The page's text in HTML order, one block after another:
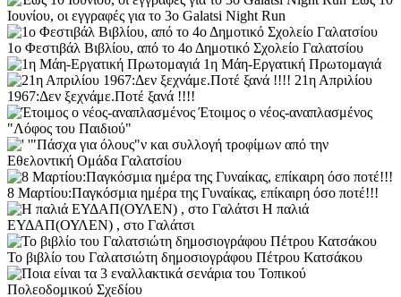
Ιουνίου, οι εγγραφές για το 3ο Galatsi Night Run
1o Φεστιβάλ Βιβλίου, από το 4ο Δημοτικό Σχολείο Γαλατσίου
1η Μάη-Εργατική Πρωτομαγιά
21η Απριλίου
1967:Δεν ξεχνάμε.Ποτέ ξανά !!!!
Έτοιμος ο νέος-αναπλασμένος
"Λόφος του Παιδιού"
'"Πάσχα για όλους"ν και συλλογή τροφίμων από την
Εθελοντική Ομάδα Γαλατσίου
8 Μαρτίου:Παγκόσμια ημέρα της Γυναίκας, επίκαιρη όσο ποτέ!!!
Η παλιά
ΕΥΔΑΠ(ΟΥΛΕΝ) , στο Γαλάτσι
Το βιβλίο του Γαλατσιώτη δημοσιογράφου Πέτρου Κατσάκου